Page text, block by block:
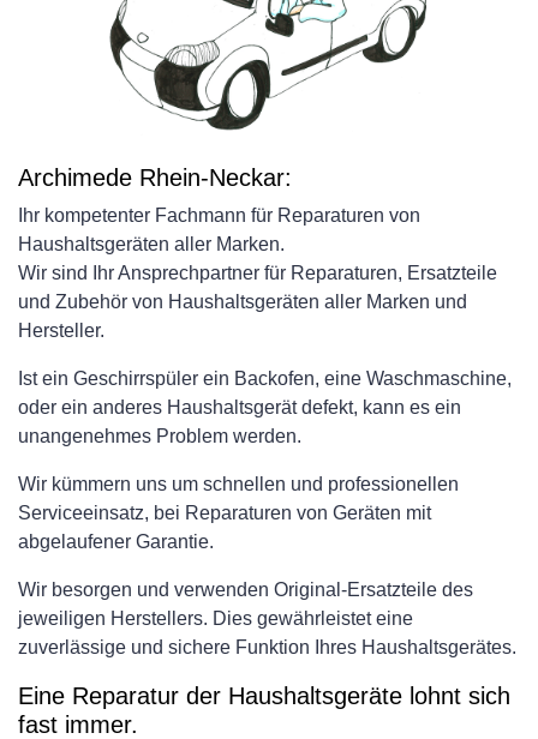
Archimede Rhein-Neckar:
Ihr kompetenter Fachmann für Reparaturen von
Haushaltsgeräten aller Marken.
Wir sind Ihr Ansprechpartner für Reparaturen, Ersatzteile
und Zubehör von Haushaltsgeräten aller Marken und
Hersteller.
Ist ein Geschirrspüler ein Backofen, eine Waschmaschine,
oder ein anderes Haushaltsgerät defekt, kann es ein
unangenehmes Problem werden.
Wir kümmern uns um schnellen und professionellen
Serviceeinsatz, bei Reparaturen von Geräten mit
abgelaufener Garantie.
Wir besorgen und verwenden Original-Ersatzteile des
jeweiligen Herstellers. Dies gewährleistet eine
zuverlässige und sichere Funktion Ihres Haushaltsgerätes.
Eine Reparatur der Haushaltsgeräte lohnt sich
fast immer.